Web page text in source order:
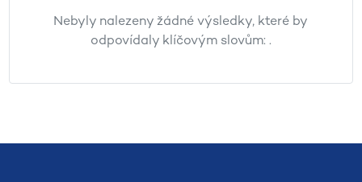
Nebyly nalezeny žádné výsledky, které by
odpovídaly klíčovým slovům: .